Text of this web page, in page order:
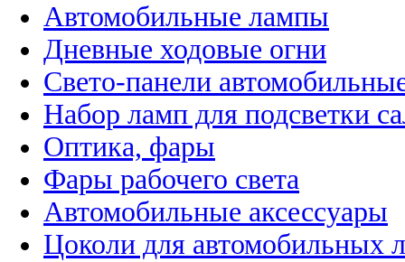
Автомобильные лампы
Дневные ходовые огни
Свето-панели
Набор ламп для подсветки
Оптика, фары
Фары рабочего света
Автомобильные аксессуары
Цоколи для автомобильных